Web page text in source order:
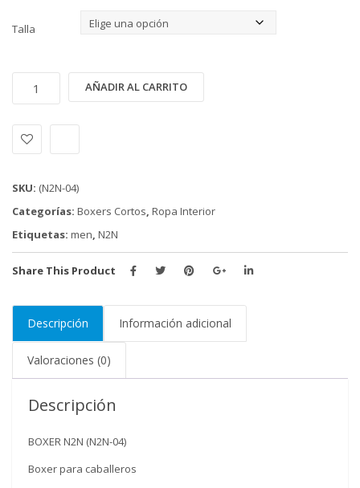
Talla
N2N
04)
cantidad
AÑADIR AL CARRITO
SKU: (N2N-04)
Categorías: Boxers Cortos, Ropa Interior
Etiquetas: men, N2N
Share This Product
Descripción Información adicional
Valoraciones (0)
Descripción
BOXER N2N (N2N-04)
Boxer para caballeros